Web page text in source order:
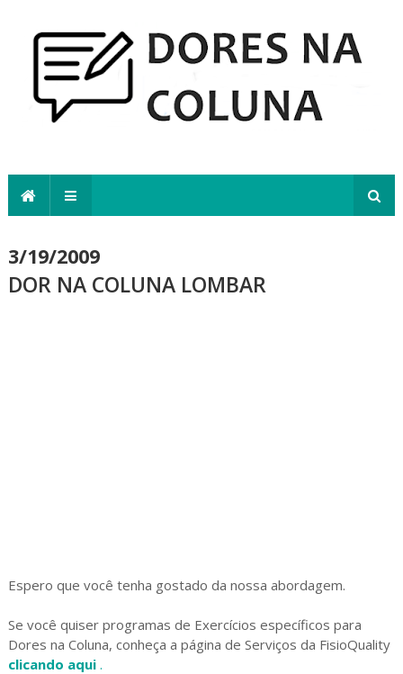
3/19/2009
DOR NA COLUNA LOMBAR
Espero que você tenha gostado da nossa abordagem.
Se você quiser programas de Exercícios específicos para
Dores na Coluna, conheça a página de Serviços da FisioQuality
clicando aqui .